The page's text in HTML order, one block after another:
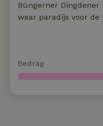
Büngerner
waar paradijs voor
Bedrag